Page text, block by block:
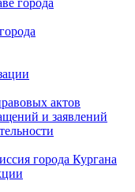
города
актов
и заявлений
города Кургана